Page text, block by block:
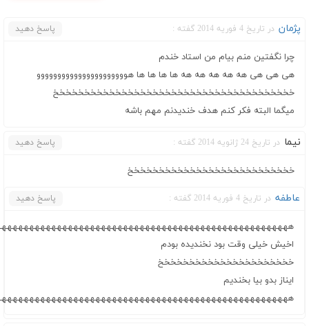
پژمان در تاریخ 4 فوریه 2014 گفته : پاسخ دهید
چرا نگفتین منم بیام من استاد خندم
هی هی هی هه هه هه هه هه ها ها ها ها هوووووووووووووووووووووو
خخخخخخخخخخخخخخخخخخخخخخخخخخخخخخخخخخخخخخخ
میگما البته فکر کنم هدف خندیدنم مهم باشه
نیما در تاریخ 24 ژانویه 2014 گفته : پاسخ دهید
خخخخخخخخخخخخخخخخخخخخخخخخخخخ
عاطفه در تاریخ 4 فوریه 2014 گفته : پاسخ دهید
اخیش خیلی وقت بود نخندیده بودم
خخخخخخخخخخخخخخخخخخخخخخ
ایناز بدو بیا بخندیم